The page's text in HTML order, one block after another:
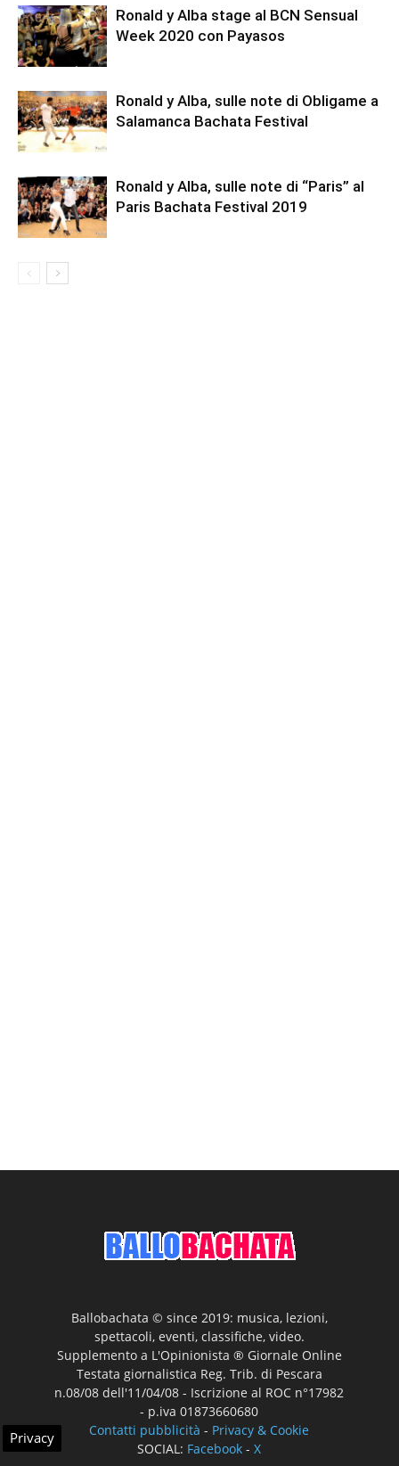
Ronald y Alba stage al BCN Sensual
Week 2020 con Payasos
Ronald y Alba, sulle note di Obligame a
Salamanca Bachata Festival
Ronald y Alba, sulle note di “Paris” al
Paris Bachata Festival 2019
Ballobachata © since 2019: musica, lezioni,
spettacoli, eventi, classifiche, video.
Supplemento a L'Opinionista ® Giornale Online
Testata giornalistica Reg. Trib. di Pescara
n.08/08 dell'11/04/08 - Iscrizione al ROC n°17982
- p.iva 01873660680
Contatti pubblicità - Privacy & Cookie
SOCIAL: Facebook -X
Privacy